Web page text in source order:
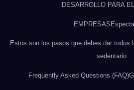
DESARROLLO PARA
EMPRESAS
Estos son los pasos que debes dar todos
sedentario
Frequently Asked Questions (FAQ)